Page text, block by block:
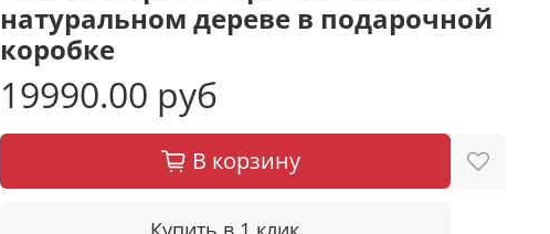
натуральном дереве в подарочной
коробке
19990.00 руб
В корзину